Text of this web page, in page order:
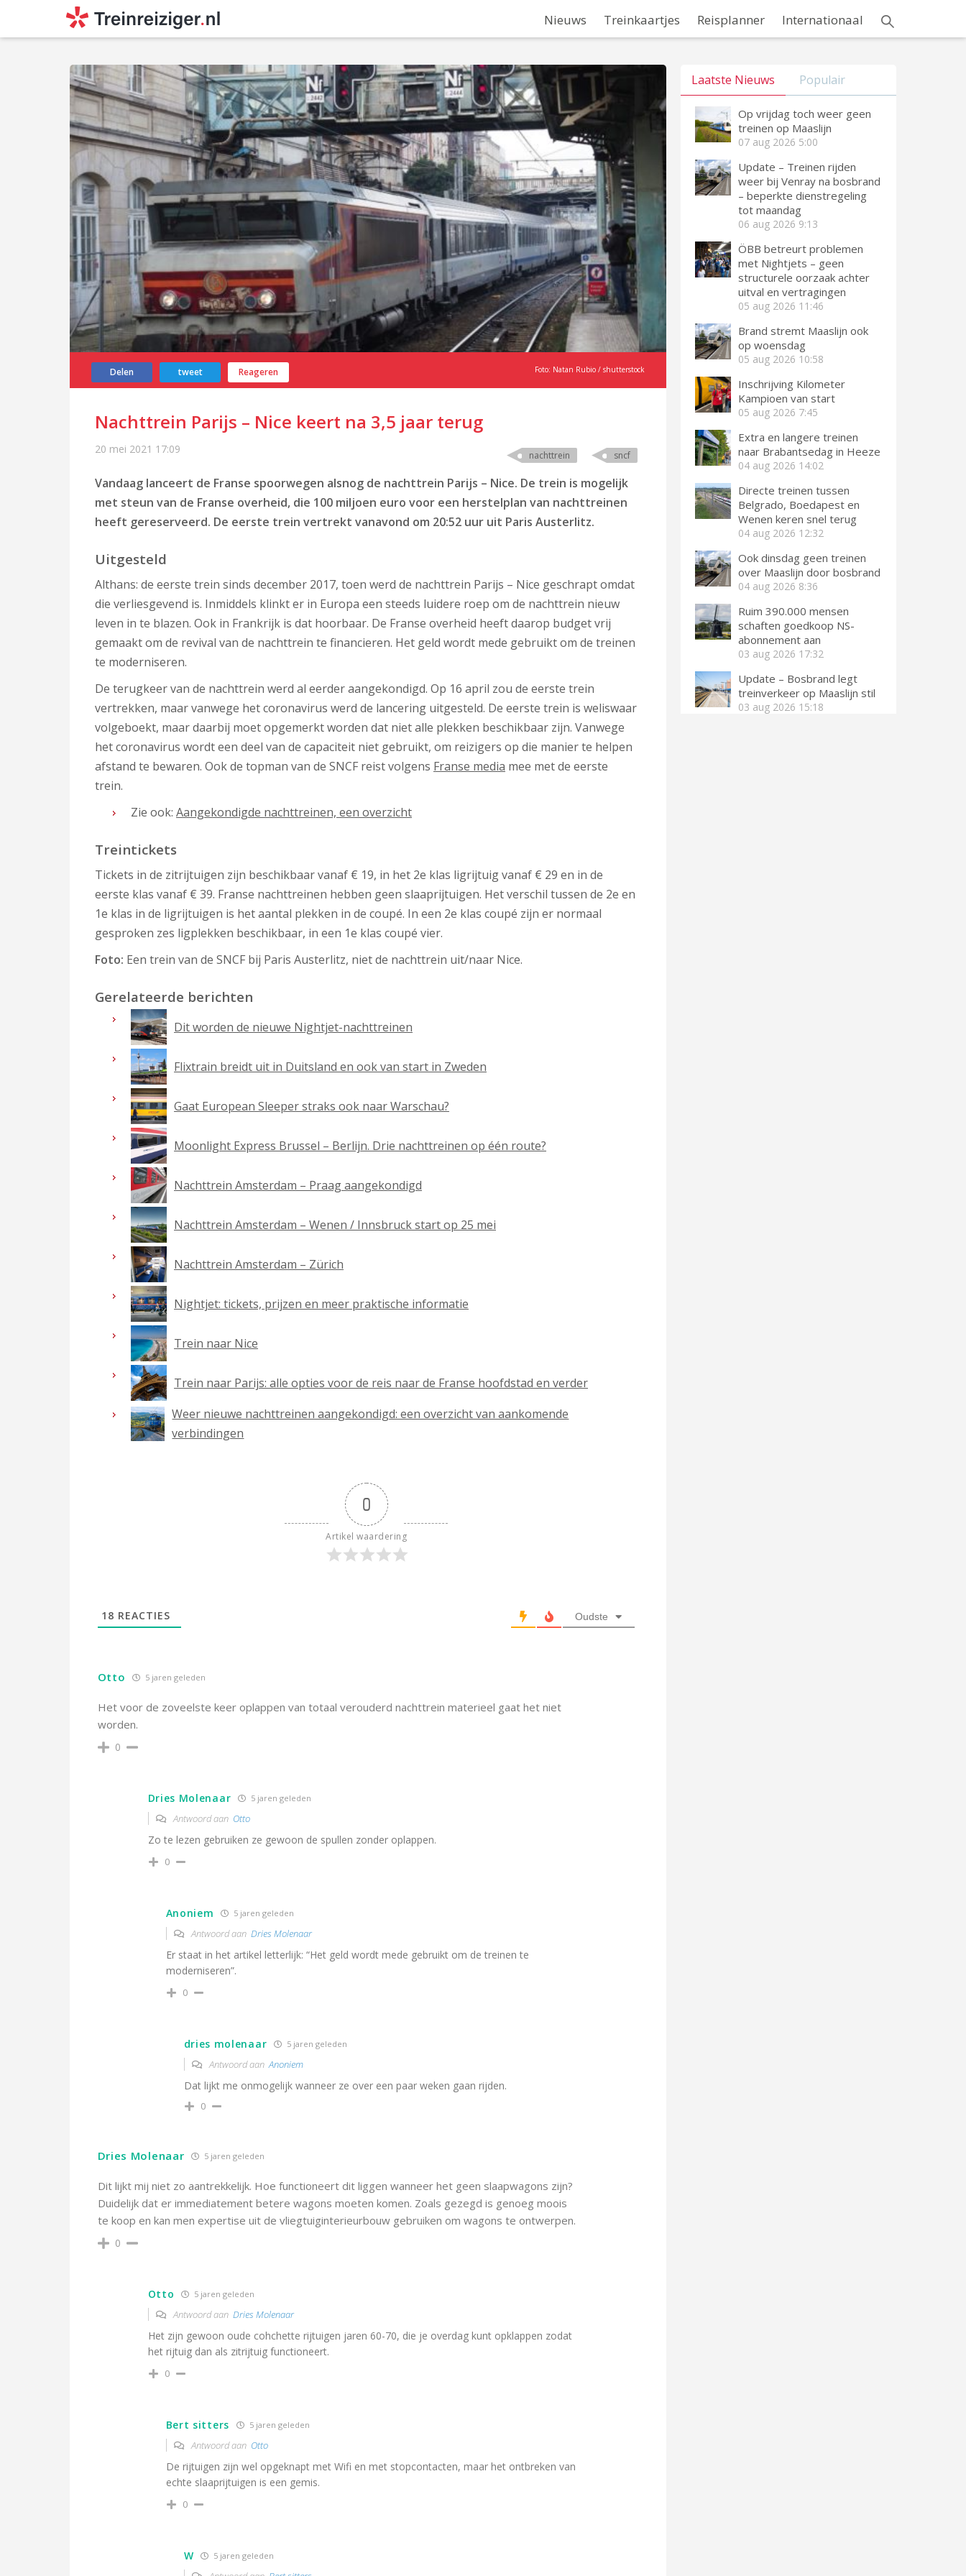
Nieuws Treinkaartjes Reisplanner Internationaal
Delen tweet Reageren Foto: Natan Rubio / shutterstock
Nachttrein Parijs – Nice keert na 3,5 jaar terug
20 mei 2021 17:09 nachttrein sncf
Vandaag lanceert de Franse spoorwegen alsnog de nachttrein Parijs – Nice. De trein is mogelijk
met steun van de Franse overheid, die 100 miljoen euro voor een herstelplan van nachttreinen
heeft gereserveerd. De eerste trein vertrekt vanavond om 20:52 uur uit Paris Austerlitz.
Uitgesteld
Althans: de eerste trein sinds december 2017, toen werd de nachttrein Parijs – Nice geschrapt omdat
die verliesgevend is. Inmiddels klinkt er in Europa een steeds luidere roep om de nachttrein nieuw
leven in te blazen. Ook in Frankrijk is dat hoorbaar. De Franse overheid heeft daarop budget vrij
gemaakt om de revival van de nachttrein te financieren. Het geld wordt mede gebruikt om de treinen
te moderniseren.
De terugkeer van de nachttrein werd al eerder aangekondigd. Op 16 april zou de eerste trein
vertrekken, maar vanwege het coronavirus werd de lancering uitgesteld. De eerste trein is weliswaar
volgeboekt, maar daarbij moet opgemerkt worden dat niet alle plekken beschikbaar zijn. Vanwege
het coronavirus wordt een deel van de capaciteit niet gebruikt, om reizigers op die manier te helpen
afstand te bewaren. Ook de topman van de SNCF reist volgens Franse media mee met de eerste
trein.
Zie ook: Aangekondigde nachttreinen, een overzicht
Treintickets
Tickets in de zitrijtuigen zijn beschikbaar vanaf € 19, in het 2e klas ligrijtuig vanaf € 29 en in de
eerste klas vanaf € 39. Franse nachttreinen hebben geen slaaprijtuigen. Het verschil tussen de 2e en
1e klas in de ligrijtuigen is het aantal plekken in de coupé. In een 2e klas coupé zijn er normaal
gesproken zes ligplekken beschikbaar, in een 1e klas coupé vier.
Foto: Een trein van de SNCF bij Paris Austerlitz, niet de nachttrein uit/naar Nice.
Gerelateerde berichten
Dit worden de nieuwe Nightjet-nachttreinen
Flixtrain breidt uit in Duitsland en ook van start in Zweden
Gaat European Sleeper straks ook naar Warschau?
Moonlight Express Brussel – Berlijn. Drie nachttreinen op één route?
Nachttrein Amsterdam – Praag aangekondigd
Nachttrein Amsterdam – Wenen / Innsbruck start op 25 mei
Nachttrein Amsterdam – Zürich
Nightjet: tickets, prijzen en meer praktische informatie
Trein naar Nice
Trein naar Parijs: alle opties voor de reis naar de Franse hoofdstad en verder
Weer nieuwe nachttreinen aangekondigd: een overzicht van aankomende
verbindingen
0
Artikel waardering
18 REACTIES Oudste
Otto 5 jaren geleden
Het voor de zoveelste keer oplappen van totaal verouderd nachttrein materieel gaat het niet
worden.
0
Dries Molenaar 5 jaren geleden
Antwoord aan Otto
Zo te lezen gebruiken ze gewoon de spullen zonder oplappen.
0
Anoniem 5 jaren geleden
Antwoord aan Dries Molenaar
Er staat in het artikel letterlijk: “Het geld wordt mede gebruikt om de treinen te
moderniseren”.
0
dries molenaar 5 jaren geleden
Antwoord aanAnoniem
Dat lijkt me onmogelijk wanneer ze over een paar weken gaan rijden.
0
Dries Molenaar 5 jaren geleden
Dit lijkt mij niet zo aantrekkelijk. Hoe functioneert dit liggen wanneer het geen slaapwagons zijn?
Duidelijk dat er immediatement betere wagons moeten komen. Zoals gezegd is genoeg moois
te koop en kan men expertise uit de vliegtuiginterieurbouw gebruiken om wagons te ontwerpen.
0
Otto 5 jaren geleden
Antwoord aan Dries Molenaar
Het zijn gewoon oude cohchette rijtuigen jaren 60-70, die je overdag kunt opklappen zodat
het rijtuig dan als zitrijtuig functioneert.
0
Bert sitters 5 jaren geleden
Antwoord aan Otto
De rijtuigen zijn wel opgeknapt met Wifi en met stopcontacten, maar het ontbreken van
echte slaaprijtuigen is een gemis.
0
W 5 jaren geleden
Laatste Nieuws Populair
Op vrijdag toch weer geen
treinen op Maaslijn
07 aug 2026 5:00
Update – Treinen rijden
weer bij Venray na bosbrand
– beperkte dienstregeling
tot maandag
06 aug 2026 9:13
ÖBB betreurt problemen
met Nightjets – geen
structurele oorzaak achter
uitval en vertragingen
05 aug 2026 11:46
Brand stremt Maaslijn ook
op woensdag
05 aug 2026 10:58
Inschrijving Kilometer
Kampioen van start
05 aug 2026 7:45
Extra en langere treinen
naar Brabantsedag in Heeze
04 aug 2026 14:02
Directe treinen tussen
Belgrado, Boedapest en
Wenen keren snel terug
04 aug 2026 12:32
Ook dinsdag geen treinen
over Maaslijn door bosbrand
04 aug 2026 8:36
Ruim 390.000 mensen
schaften goedkoop NS-
abonnement aan
03 aug 2026 17:32
Update – Bosbrand legt
treinverkeer op Maaslijn stil
03 aug 2026 15:18